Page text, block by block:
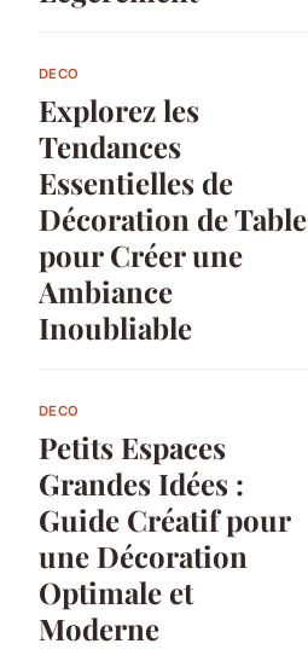
DECO
Explorez les
Tendances
Essentielles de
Décoration de Table
pour Créer une
Ambiance
Inoubliable
DECO
Petits Espaces
Grandes Idées :
Guide Créatif pour
une Décoration
Optimale et
Moderne